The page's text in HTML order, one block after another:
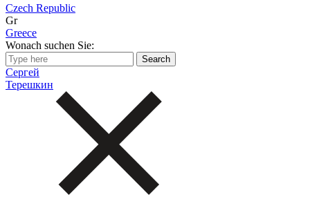
Czech Republic
Gr
Greece
Wonach suchen Sie:
Сергей
Терешкин